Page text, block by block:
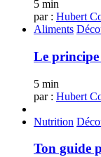
5 min
par : Hubert
Aliments
Le
5 min
par : Hubert
Nutrition
Ton guide